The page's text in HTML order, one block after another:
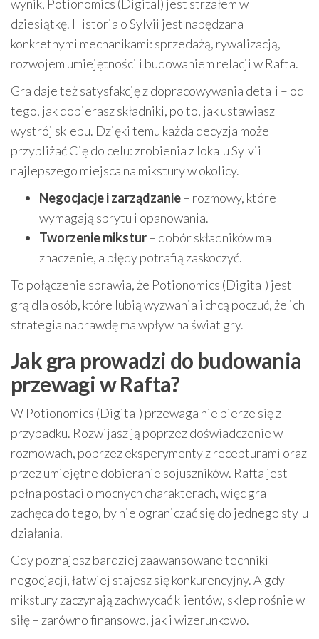
wynik, Potionomics (Digital) jest strzałem w
dziesiątkę. Historia o Sylvii jest napędzana
konkretnymi mechanikami: sprzedażą, rywalizacją,
rozwojem umiejętności i budowaniem relacji w Rafta.
Gra daje też satysfakcję z dopracowywania detali – od
tego, jak dobierasz składniki, po to, jak ustawiasz
wystrój sklepu. Dzięki temu każda decyzja może
przybliżać Cię do celu: zrobienia z lokalu Sylvii
najlepszego miejsca na mikstury w okolicy.
Negocjacje i zarządzanie– rozmowy, które
wymagają sprytu i opanowania.
Tworzenie mikstur– dobór składników ma
znaczenie, a błędy potrafią zaskoczyć.
To połączenie sprawia, że Potionomics (Digital) jest
grą dla osób, które lubią wyzwania i chcą poczuć, że ich
strategia naprawdę ma wpływ na świat gry.
Jak gra prowadzi do budowania
przewagi w Rafta?
W Potionomics (Digital) przewaga nie bierze się z
przypadku. Rozwijasz ją poprzez doświadczenie w
rozmowach, poprzez eksperymenty z recepturami oraz
przez umiejętne dobieranie sojuszników. Rafta jest
pełna postaci o mocnych charakterach, więc gra
zachęca do tego, by nie ograniczać się do jednego stylu
działania.
Gdy poznajesz bardziej zaawansowane techniki
negocjacji, łatwiej stajesz się konkurencyjny. A gdy
mikstury zaczynają zachwycać klientów, sklep rośnie w
siłę – zarówno finansowo, jak i wizerunkowo.